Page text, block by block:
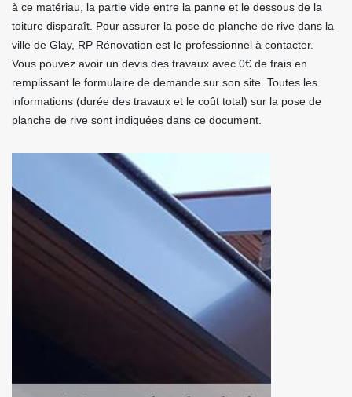
à ce matériau, la partie vide entre la panne et le dessous de la
toiture disparaît. Pour assurer la pose de planche de rive dans la
ville de Glay, RP Rénovation est le professionnel à contacter.
Vous pouvez avoir un devis des travaux avec 0€ de frais en
remplissant le formulaire de demande sur son site. Toutes les
informations (durée des travaux et le coût total) sur la pose de
planche de rive sont indiquées dans ce document.